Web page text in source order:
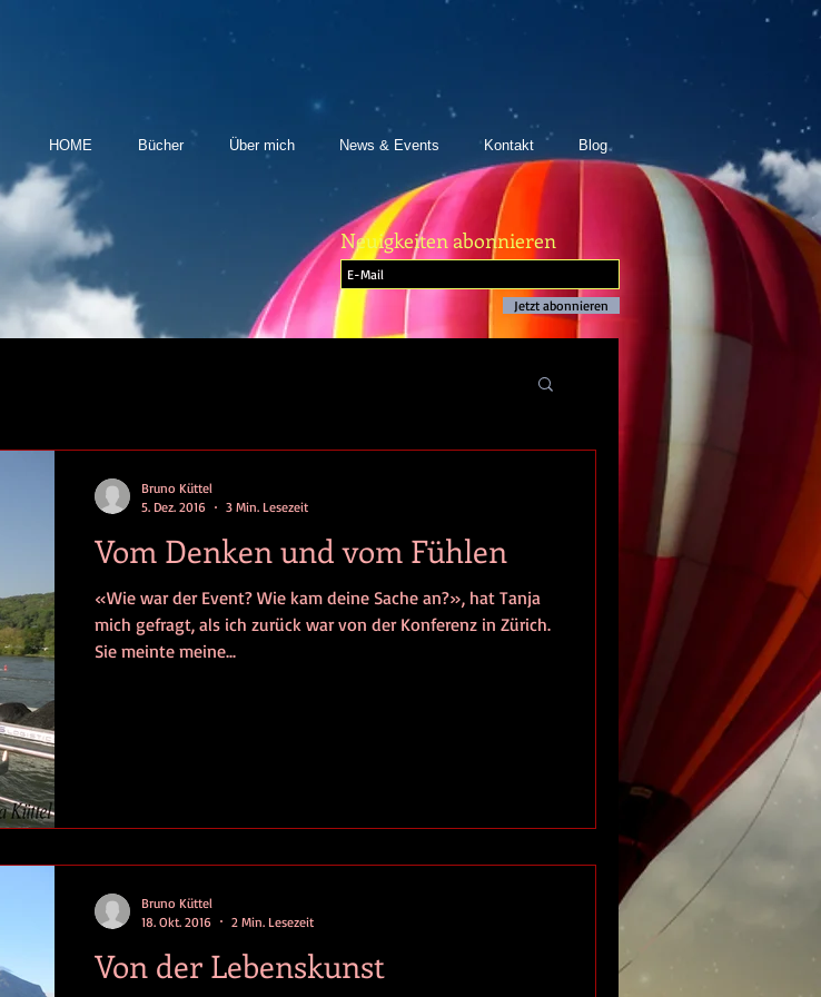
HOME Bücher Über mich News & Events Kontakt Blog
Vom Denken und vom Fühlen
«Wie war der Event? Wie kam deine Sache an?», hat Tanja
mich gefragt, als ich zurück war von der Konferenz in Zürich.
Sie meinte meine...
Bruno Küttel
5. Dez. 2016
3 Min. Lesezeit
Von der Lebenskunst
Bruno Küttel
18. Okt. 2016
2 Min. Lesezeit
Neuigkeiten abonnieren
Jetzt abonnieren